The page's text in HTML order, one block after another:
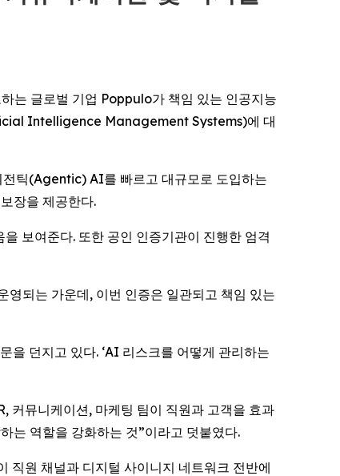
는 글로벌 기업 Poppulo가 책임 있는 인공지능
Intelligence Management Systems)에 대
틱(Agentic) AI를 빠르고 대규모로 도입하는
장을 제공한다.
보여준다. 또한 공인 인증기관이 진행한 엄격
되는 가운데, 이번 인증은 일관되고 책임 있는
던지고 있다. ‘AI 리스크를 어떻게 관리하는
커뮤니케이션, 마케팅 팀이 직원과 고객을 효과
는 역할을 강화하는 것”이라고 덧붙였다.
원 채널과 디지털 사이니지 네트워크 전반에